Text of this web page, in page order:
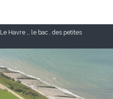
Le Havre ,, le bac , des petites